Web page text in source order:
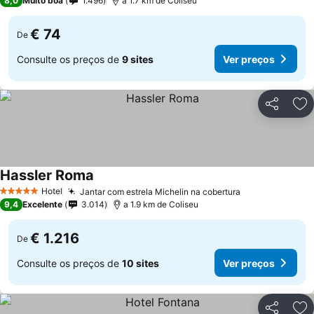
De € 74
Consulte os preços de 9 sites Ver preços
Partilhar
5 Estrelas Hotel Jantar com estrela Michelin na cobertura
Hassler Roma
9,4 Excelente 3.014 a 1.9 km de Coliseu
De € 1.216
Consulte os preços de 10 sites Ver preços